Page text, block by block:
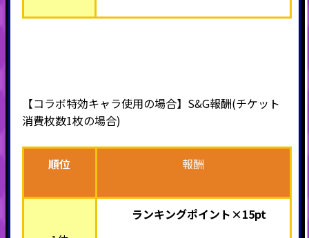
【コラボ特効キャラ使用の場合】S&G報酬(チケット
消費枚数1枚の場合)
順位 報酬
ランキングポイント×15pt